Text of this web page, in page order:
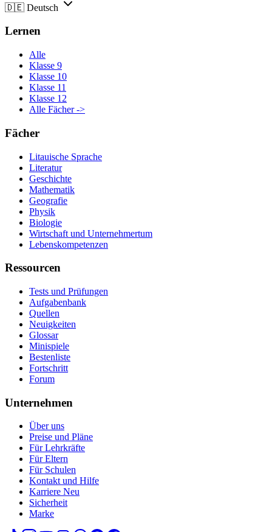
🇩🇪 Deutsch
Lernen
Alle
Klasse 9
Klasse 10
Klasse 11
Klasse 12
Alle Fächer ->
Fächer
Litauische Sprache
Literatur
Geschichte
Mathematik
Geografie
Physik
Biologie
Wirtschaft und Unternehmertum
Lebenskompetenzen
Ressourcen
Tests und Prüfungen
Aufgabenbank
Quellen
Neuigkeiten
Glossar
Minispiele
Bestenliste
Fortschritt
Forum
Unternehmen
Über uns
Preise und Pläne
Für Lehrkräfte
Für Eltern
Für Schulen
Kontakt und Hilfe
Karriere Neu
Sicherheit
Marke